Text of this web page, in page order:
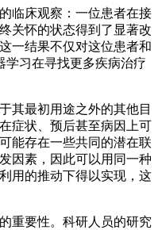
床观察：一位患者在接
关怀的状态得到了显著改
一结果不仅对这位患者和
学习在寻找更多疾病治疗
最初用途之外的其他目
症状、预后甚至病因上可
能存在一些共同的潜在联
因素，因此可以用同一种
用的推动下得以实现，这
要性。科研人员的研究